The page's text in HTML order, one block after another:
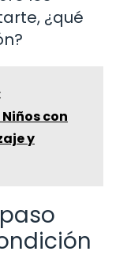
¿qué
con
y